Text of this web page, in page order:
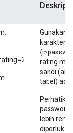
Deskripsi
Gunakan
rating
sandi
tabel)
lebih